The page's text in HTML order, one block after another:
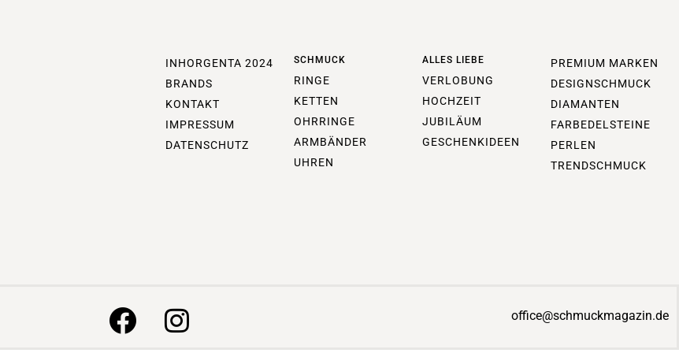
INHORGENTA 2024
BRANDS
KONTAKT
IMPRESSUM
DATENSCHUTZ
SCHMUCK
RINGE
KETTEN
OHRRINGE
ARMBÄNDER
UHREN
ALLES LIEBE
VERLOBUNG
HOCHZEIT
JUBILÄUM
GESCHENKIDEEN
PREMIUM MARKEN
DESIGNSCHMUCK
DIAMANTEN
FARBEDELSTEINE
PERLEN
TRENDSCHMUCK
office@schmuckmagazin.de